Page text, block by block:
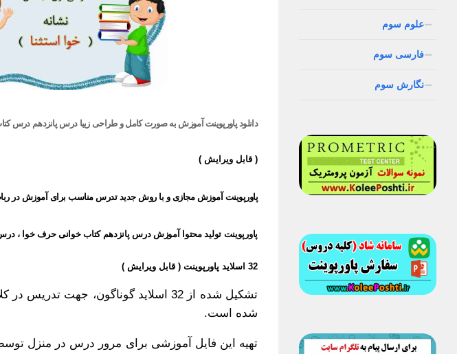
دانلود پاورپوینت آموزش به صورت کامل و طراحی زیبا درس پانزدهم درس
( قابل ویرایش )
پاورپوینت آموزش مجازی و با روش جدید تدرس مناسب برای آموزش در
پاورپوینت تولید محتوا آموزش درس پانزدهم کتاب خوانی حرف خوا ،
32 اسلاید پاورپوینت ( قابل ویرایش )
تشکیل شده از 32 اسلاید گوناگون،
شده است.
تهیه این فایل آموزشی برای مرور درس در منزل
علوم سوم
فارسی سوم
نگارش سوم